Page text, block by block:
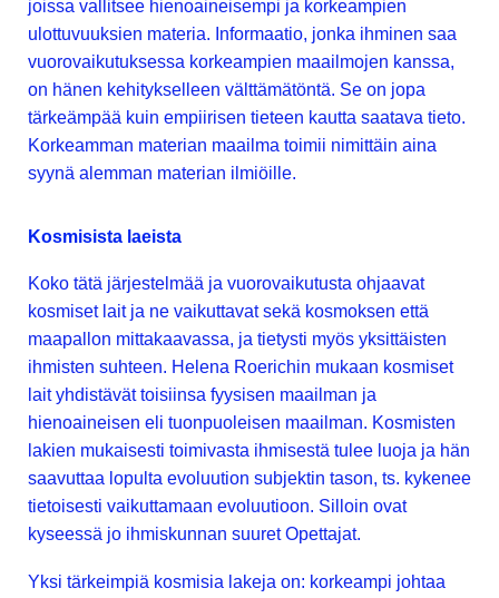
joissa vallitsee hienoaineisempi ja korkeampien
ulottuvuuksien materia. Informaatio, jonka ihminen saa
vuorovaikutuksessa korkeampien maailmojen kanssa,
on hänen kehitykselleen välttämätöntä. Se on jopa
tärkeämpää kuin empiirisen tieteen kautta saatava tieto.
Korkeamman materian maailma toimii nimittäin aina
syynä alemman materian ilmiöille.
Kosmisista laeista
Koko tätä järjestelmää ja vuorovaikutusta ohjaavat
kosmiset lait ja ne vaikuttavat sekä kosmoksen että
maapallon mittakaavassa, ja tietysti myös yksittäisten
ihmisten suhteen. Helena Roerichin mukaan kosmiset
lait yhdistävät toisiinsa fyysisen maailman ja
hienoaineisen eli tuonpuoleisen maailman. Kosmisten
lakien mukaisesti toimivasta ihmisestä tulee luoja ja hän
saavuttaa lopulta evoluution subjektin tason, ts. kykenee
tietoisesti vaikuttamaan evoluutioon. Silloin ovat
kyseessä jo ihmiskunnan suuret Opettajat.
Yksi tärkeimpiä kosmisia lakeja on: korkeampi johtaa